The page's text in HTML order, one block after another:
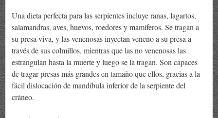
Una dieta perfecta para las serpientes incluye ranas, lagartos,
salamandras, aves, huevos, roedores y mamíferos. Se tragan a
su presa viva, y las venenosas inyectan veneno a su presa a
través de sus colmillos, mientras que las no venenosas las
estrangulan hasta la muerte y luego se la tragan. Son capaces
de tragar presas más grandes en tamaño que ellos, gracias a la
fácil dislocación de mandíbula inferior de la serpiente del
cráneo.